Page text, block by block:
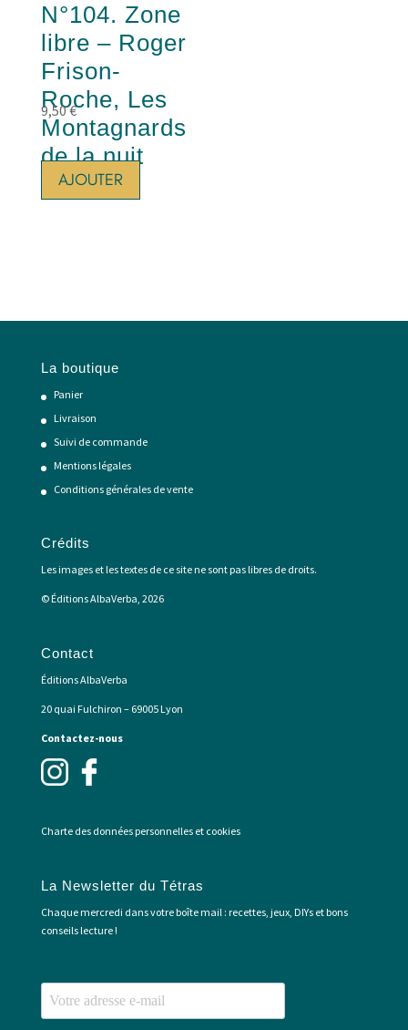
N°104. Zone
libre – Roger
Frison-
Roche, Les
Montagnards
de la nuit
9,50€
AJOUTER
La boutique
Panier
Livraison
Suivi de commande
Mentions légales
Conditions générales de vente
Crédits
Les images et les textes de ce site ne sont pas libres de droits.
© Éditions AlbaVerba, 2026
Contact
Éditions AlbaVerba
20 quai Fulchiron – 69005 Lyon
Contactez-nous
Charte des données personnelles et cookies
La Newsletter du Tétras
Chaque mercredi dans votre boîte mail : recettes, jeux, DIYs et bons
conseils lecture !